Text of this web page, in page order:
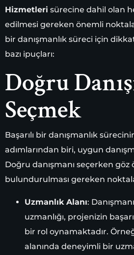
Hizmetleri sürecine dahil olan
edilmesi gereken önemli
bir danışmanlık süreci için
bazı ipuçları:
Doğru
Seçmek
Başarılı bir danışmanlık
adımlarından biri, uygun
Doğru danışmanı seçerken göz
bulundurulması gereken
Uzmanlık Alanı:
uzmanlığı, projenizin
bir rol oynamaktadır.
alanında deneyimli bir